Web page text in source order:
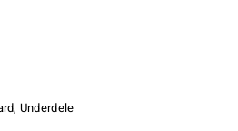
, Underdele